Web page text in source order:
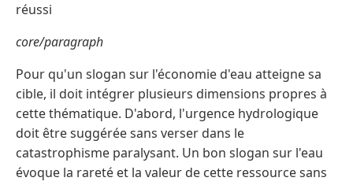
réussi
core/paragraph
Pour qu'un slogan sur l'économie d'eau atteigne sa
cible, il doit intégrer plusieurs dimensions propres à
cette thématique. D'abord, l'urgence hydrologique
doit être suggérée sans verser dans le
catastrophisme paralysant. Un bon slogan sur l'eau
évoque la rareté et la valeur de cette ressource sans